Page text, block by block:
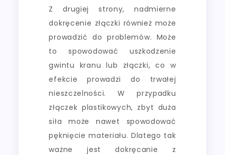
Z drugiej strony, nadmierne
dokręcenie złączki również może
prowadzić do problemów. Może
to spowodować uszkodzenie
gwintu kranu lub złączki, co w
efekcie prowadzi do trwałej
nieszczelności. W przypadku
złączek plastikowych, zbyt duża
siła może nawet spowodować
pęknięcie materiału. Dlatego tak
ważne jest dokręcanie z